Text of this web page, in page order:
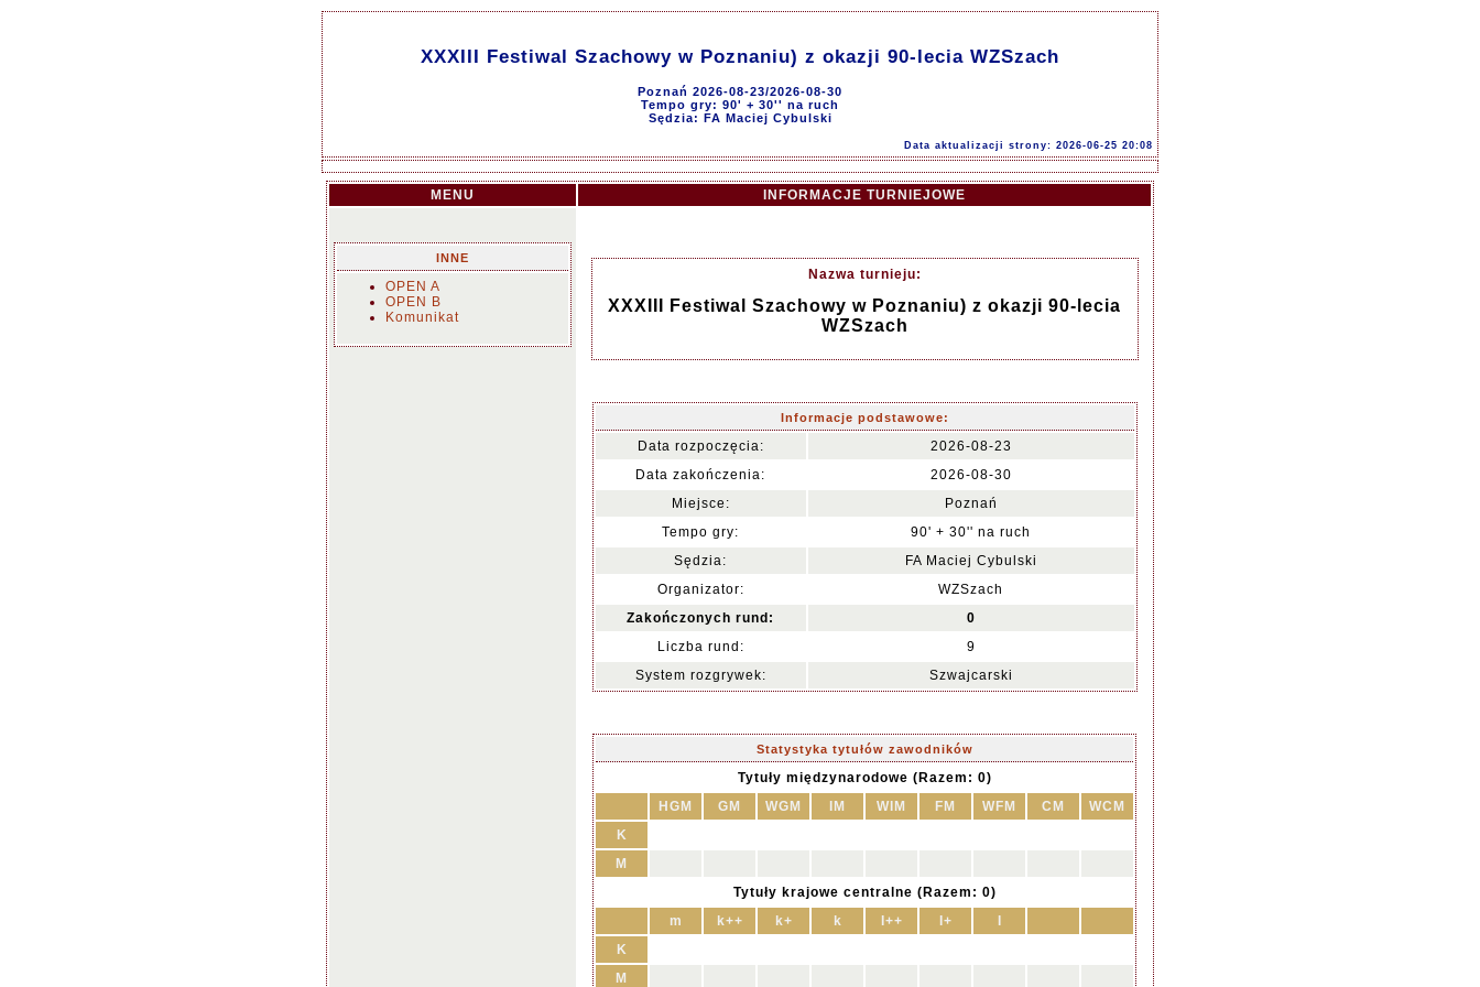
XXXIII Festiwal Szachowy w Poznaniu) z okazji 90-lecia WZSzach
Poznań 2026-08-23/2026-08-30
Tempo gry: 90' + 30'' na ruch
Sędzia: FA Maciej Cybulski
Data aktualizacji strony: 2026-06-25 20:08
MENU INFORMACJE TURNIEJOWE
INNE
OPEN A
OPEN B
Komunikat
Nazwa turnieju:
XXXIII Festiwal Szachowy w Poznaniu) z okazji 90-lecia
WZSzach
Informacje podstawowe:
Data rozpoczęcia:
2026-08-23
Data zakończenia:
2026-08-30
Miejsce:
Poznań
Tempo gry:
90' + 30'' na ruch
Sędzia:
FA Maciej Cybulski
Organizator:
WZSzach
Zakończonych rund:
0
Liczba rund:
9
System rozgrywek:
Szwajcarski
Statystyka tytułów zawodników
Tytuły międzynarodowe (Razem: 0)
HGM
GM WGM IM WIM FM WFM CM
WCM
K
M
Tytuły krajowe centralne (Razem: 0)
m
k++ k+ k I++ I+
K
M